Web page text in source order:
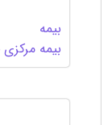
بیمه
بیمه